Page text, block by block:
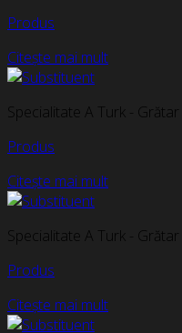
Produs
Citește mai mult
Specialitate A Turk - Grătar
Produs
Citește mai mult
Specialitate A Turk - Grătar
Produs
Citește mai mult